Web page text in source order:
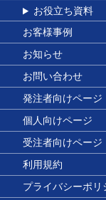
お役立ち資料
お客様事例
お知らせ
お問い合わせ
発注者向けページ
個人向けページ
受注者向けページ
利用規約
プライバシーポリ